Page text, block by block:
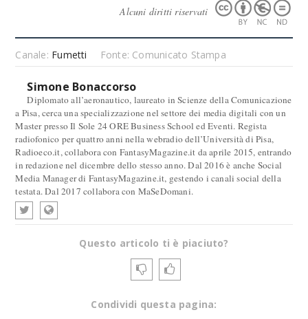
Alcuni diritti riservati
Canale: Fumetti Fonte: Comunicato Stampa
Simone Bonaccorso
Diplomato all’aeronautico, laureato in Scienze della Comunicazione
a Pisa, cerca una specializzazione nel settore dei media digitali con un
Master presso Il Sole 24 ORE Business School ed Eventi. Regista
radiofonico per quattro anni nella webradio dell’Università di Pisa,
Radioeco.it, collabora con FantasyMagazine.it da aprile 2015, entrando
in redazione nel dicembre dello stesso anno. Dal 2016 è anche Social
Media Manager di FantasyMagazine.it, gestendo i canali social della
testata. Dal 2017 collabora con MaSeDomani.
Questo articolo ti è piaciuto?
Condividi questa pagina: